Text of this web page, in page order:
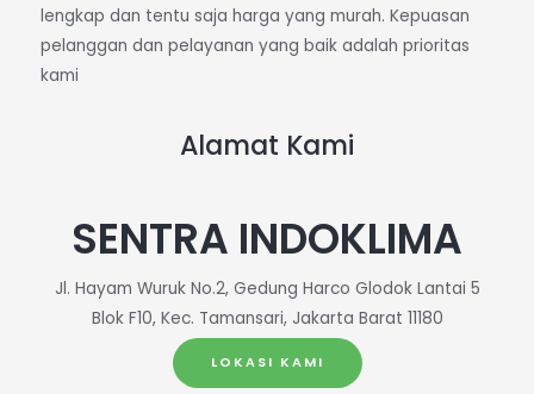
lengkap dan tentu saja harga yang murah. Kepuasan
pelanggan dan pelayanan yang baik adalah prioritas
kami
Alamat Kami
SENTRA INDOKLIMA
Jl. Hayam Wuruk No.2, Gedung Harco Glodok Lantai 5
Blok F10, Kec. Tamansari, Jakarta Barat 11180
LOKASI KAMI